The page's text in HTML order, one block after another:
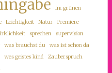
im grünen
Leichtigkeit Natur
Premiere
sprechen
supervision
was brauchst du
was ist schon da
wes geistes kind
Zauberspruch